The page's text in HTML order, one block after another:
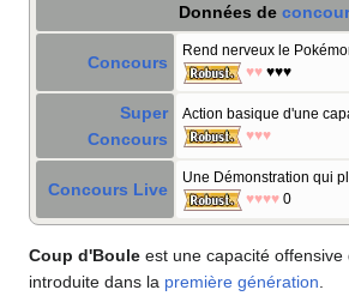
Données de
Concours
Rend nerveux le
♥♥ ♥♥♥
Super
Concours
Action basique d'une
♥♥♥
Concours Live
Une Démonstration qui
♥♥♥♥ 0
Coup d'Boule est une capacité offensive
introduite dans la première génération